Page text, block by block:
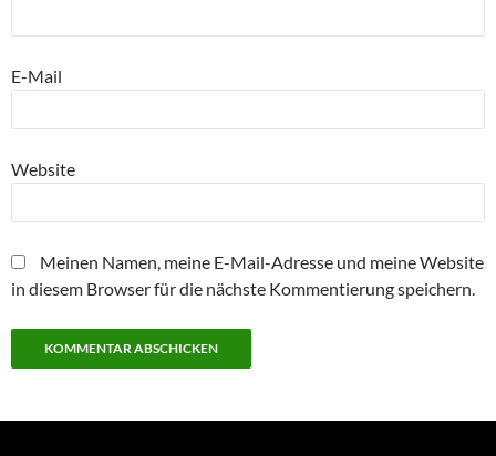
E-Mail
Website
Meinen Namen, meine E-Mail-Adresse und meine Website
in diesem Browser für die nächste Kommentierung speichern.